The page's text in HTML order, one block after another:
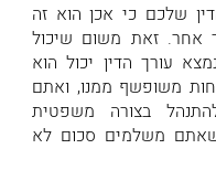
שלכם כי אכן הוא זה
זאת משום שיכול
עורך הדין יכול הוא
משופשף ממנו, ואתם
בצורה משפטית
משלמים סכום לא